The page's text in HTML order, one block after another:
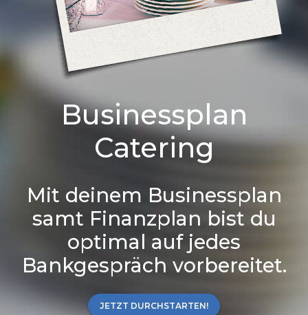
Businessplan
Catering
Mit deinem Businessplan
samt Finanzplan bist du
optimal auf jedes
Bankgespräch vorbereitet.
JETZT DURCHSTARTEN!